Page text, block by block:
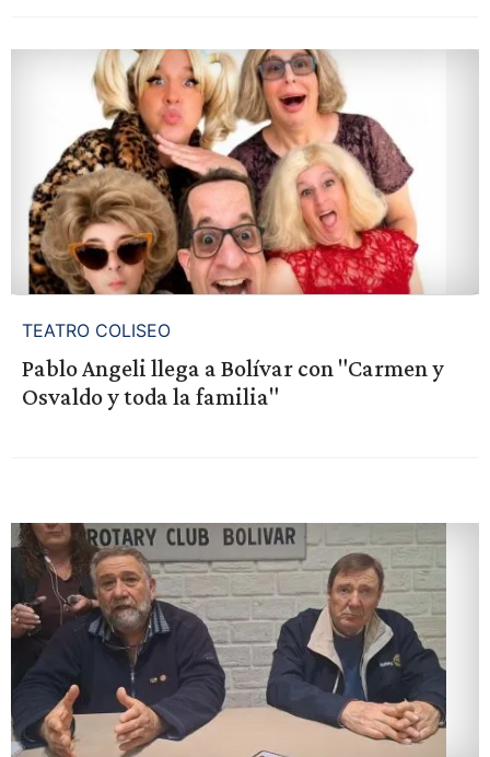
TEATRO COLISEO
Pablo Angeli llega a Bolívar con "Carmen y
Osvaldo y toda la familia"